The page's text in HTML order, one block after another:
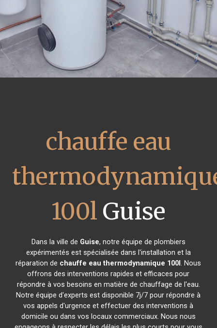
chauffe eau
100l Guise
Dans la ville de Guise, notre équipe de plombiers
expérimentés est spécialisée dans l'installation et la
réparation de chauffe eau thermodynamique 100l. Nous
offrons des interventions rapides et efficaces pour
répondre à vos besoins en matière de chauffage de l'eau.
Notre équipe d'experts est disponible 7j/7 pour répondre à
vos appels d'urgence et effectuer des interventions à
domicile ou dans vos locaux commerciaux. Nous nous